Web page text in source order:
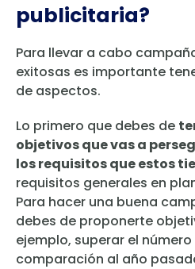
publicitaria?
Para llevar a cabo
exitosas es importante
de aspectos.
Lo primero que debes de
objetivos que vas a
los requisitos que estos
requisitos generales en
Para hacer una buena
debes de proponerte
ejemplo, superar el
comparación al año